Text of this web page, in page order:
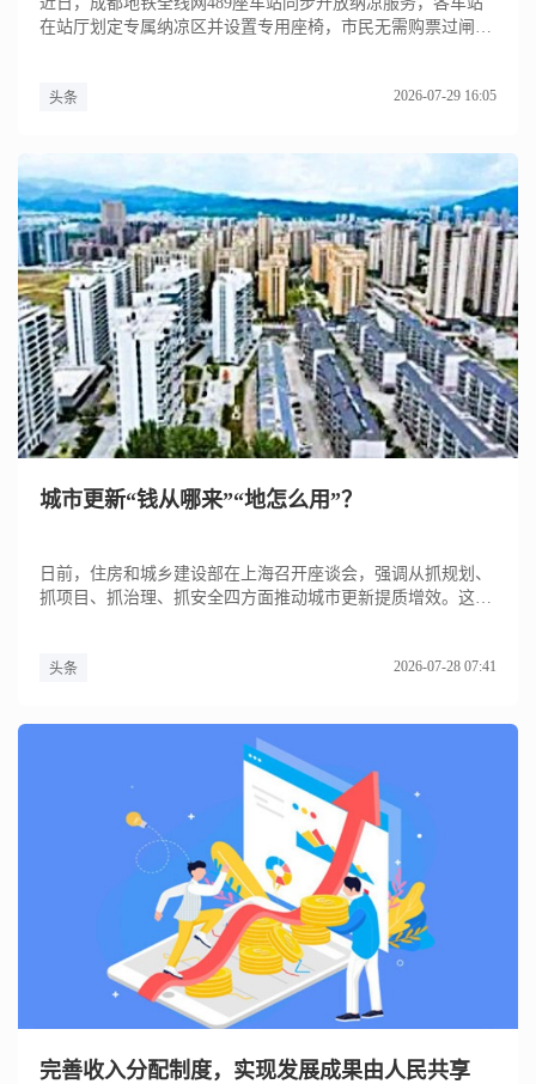
在站厅划定专属纳凉区并设置专用座椅，市民无需购票过闸便
头条 2026-07-29 16:05
城市更新“钱从哪来”“地怎么用”？
日前，住房和城乡建设部在上海召开座谈会，强调从抓规划、
抓项目、抓治理、抓安全四方面推动城市更新提质增效。这场
头条 2026-07-28 07:41
完善收入分配制度，实现发展成果由人民共享